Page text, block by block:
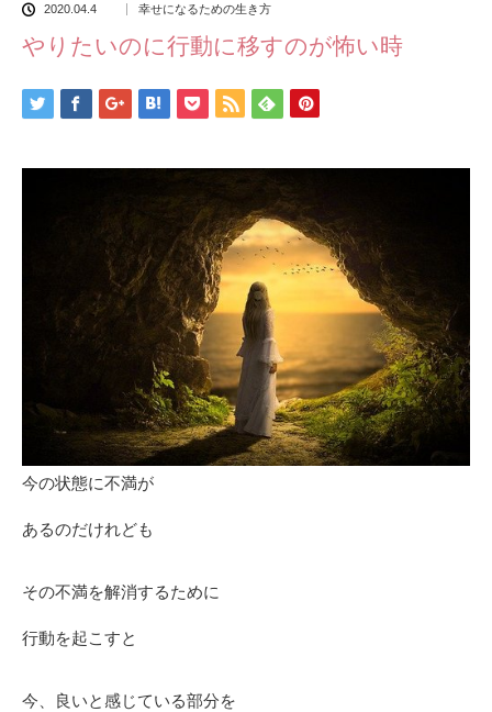
2020.04.4 幸せになるための生き方
やりたいのに行動に移すのが怖い時
今の状態に不満が
あるのだけれども
その不満を解消するために
行動を起こすと
今、良いと感じている部分を